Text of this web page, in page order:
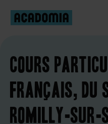
Cours
français, du
Romilly-sur-